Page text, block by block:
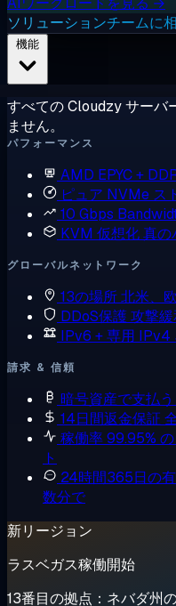
ソリューションチームに
すべての Cloudzy サーバ
ません。
パフォーマンス
AMD EPYC +
ピュア NVMe ス
10 Gbps
KVM 仮想化真の
グローバルネットワーク
13の場所北米、
DDoS保護攻撃
IPv6 + 専用 IPv4
請求 & 信頼
暗号資産で支払う
14日間返金保証
稼働率 99.95%
ト
24時間365日の
数分で
新リージョン
ラスベガス稼働開始
13番目の拠点：ネバダ州